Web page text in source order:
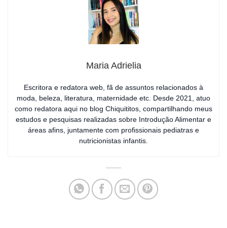
Maria Adrielia
Escritora e redatora web, fã de assuntos relacionados à
moda, beleza, literatura, maternidade etc. Desde 2021, atuo
como redatora aqui no blog Chiquititos, compartilhando meus
estudos e pesquisas realizadas sobre Introdução Alimentar e
áreas afins, juntamente com profissionais pediatras e
nutricionistas infantis.